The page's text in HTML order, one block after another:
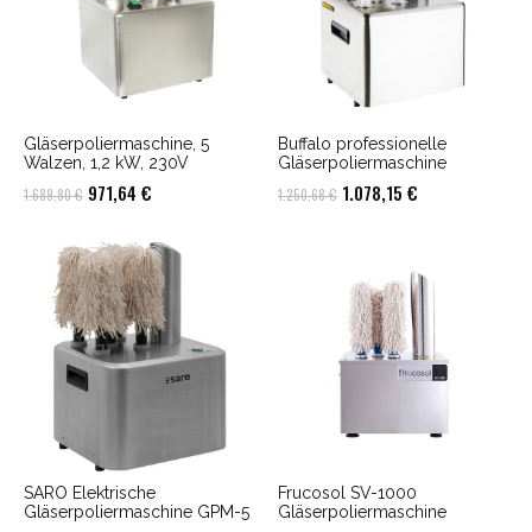
Gläserpoliermaschine, 5
Walzen, 1,2 kW, 230V
1.689,80€ Ursprünglicher
war:
1.689,80 €
971,64 €
ist:
971,64 €.
Buffalo professionelle
Gläserpoliermaschine
1.250,68€ Ursprünglicher
1.250,68 €
1.078,15 €
1.078,15 €.
SARO Elektrische
Gläserpoliermaschine GPM-5
Frucosol SV-1000
Gläserpoliermaschine